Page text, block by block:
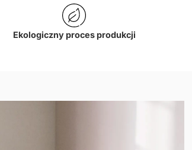
Ekologiczny proces produkcji